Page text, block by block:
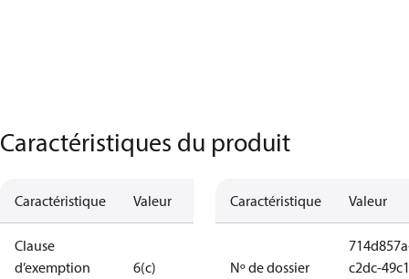
Caractéristiques du produit
Caractéristique Valeur
Clause
d’exemption
6(c)
Caractéristique Valeur
Nº de dossier
c2dc-